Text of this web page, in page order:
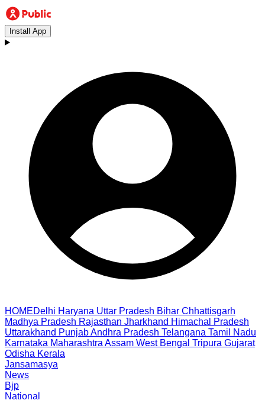
Install App
HOMEDelhi Haryana Uttar Pradesh Bihar Chhattisgarh
Madhya Pradesh Rajasthan Jharkhand Himachal Pradesh
Uttarakhand PunjabAndhra Pradesh Telangana Tamil Nadu
Karnataka Maharashtra Assam West Bengal Tripura Gujarat
Odisha Kerala
Jansamasya
News
Bjp
National